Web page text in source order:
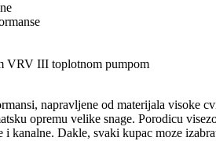
VRV III toplotnom pumpom
napravljene od materijala visoke
opremu velike snage. Porodicu
kanalne. Dakle, svaki kupac moze